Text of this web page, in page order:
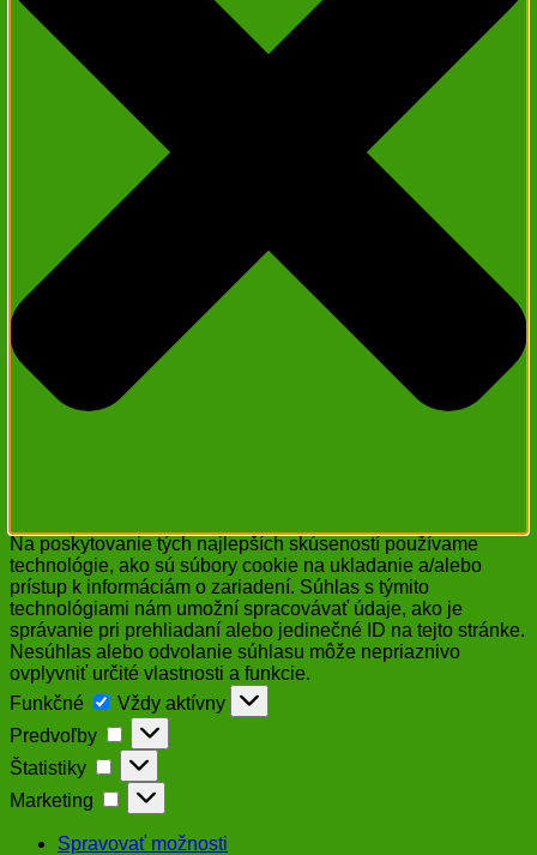
Na poskytovanie tých najlepších skúseností používame
technológie, ako sú súbory cookie na ukladanie a/alebo
prístup k informáciám o zariadení. Súhlas s týmito
technológiami nám umožní spracovávať údaje, ako je
správanie pri prehliadaní alebo jedinečné ID na tejto stránke.
Nesúhlas alebo odvolanie súhlasu môže nepriaznivo
ovplyvniť určité vlastnosti a funkcie.
Funkčné
Funkčné
Vždy aktívny
Predvoľby
Predvoľby
Štatistiky Štatistiky
Marketing Marketing
Spravovať možnosti